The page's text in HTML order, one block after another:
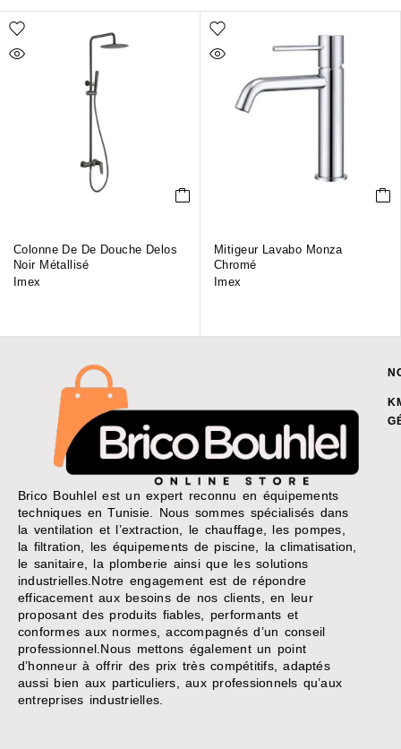
Colonne De De Douche Delos
Noir Métallisé
Imex
Mitigeur Lavabo Monza
Chromé
Imex
Brico Bouhlel est un expert reconnu en équipements
techniques en Tunisie. Nous sommes spécialisés dans
la ventilation et l’extraction, le chauffage, les pompes,
la filtration, les équipements de piscine, la climatisation,
le sanitaire, la plomberie ainsi que les solutions
industrielles.Notre engagement est de répondre
efficacement aux besoins de nos clients, en leur
proposant des produits fiables, performants et
conformes aux normes, accompagnés d’un conseil
professionnel.Nous mettons également un point
d’honneur à offrir des prix très compétitifs, adaptés
aussi bien aux particuliers, aux professionnels qu’aux
entreprises industrielles.